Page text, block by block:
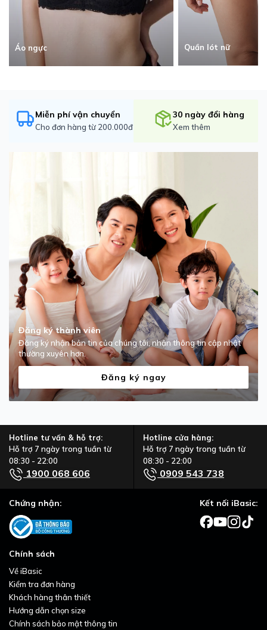
Áo ngực Quần lót nữ
Miễn phí vận chuyển
Cho đơn hàng từ 200.000đ
30 ngày đổi hàng
Xem thêm
Đăng ký thành viên
Đăng ký nhận bản tin của chúng tôi, nhận thông tin cập nhật
thường xuyên hơn.
Đăng ký ngay
Hotline tư vấn & hỗ trợ:
Hỗ trợ 7 ngày trong tuần từ
08:30 - 22:00
1900 068 606
Hotline cửa hàng:
Hỗ trợ 7 ngày trong tuần từ
08:30 - 22:00
0909 543 738
Chính sách
Về iBasic
Kiểm tra đơn hàng
Khách hàng thân thiết
Hướng dẫn chọn size
Chính sách bảo mật thông tin
Chứng nhận: Kết nối iBasic: